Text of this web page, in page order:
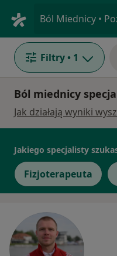
Ból Miednicy •
Filtry • 1
Ból miednicy
Jak działają wyniki
Jakiego specjalisty
Fizjoterapeuta